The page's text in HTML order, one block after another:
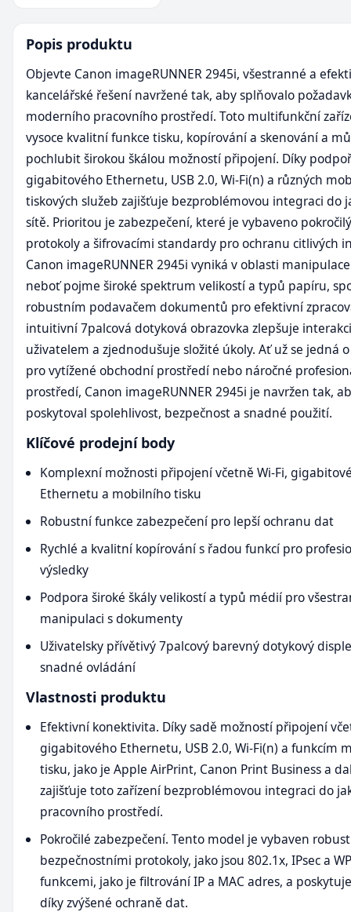
Popis produktu
Objevte Canon imageRUNNER 2945i, všestranné a
kancelářské řešení navržené tak, aby splňovalo
moderního pracovního prostředí. Toto multifunkční
vysoce kvalitní funkce tisku, kopírování a skenování a
pochlubit širokou škálou možností připojení. Díky
gigabitového Ethernetu, USB 2.0, Wi-Fi(n) a různých
tiskových služeb zajišťuje bezproblémovou integraci do
sítě. Prioritou je zabezpečení, které je vybaveno
protokoly a šifrovacími standardy pro ochranu citlivých
Canon imageRUNNER 2945i vyniká v oblasti
neboť pojme široké spektrum velikostí a typů papíru,
robustním podavačem dokumentů pro efektivní
intuitivní 7palcová dotyková obrazovka zlepšuje
uživatelem a zjednodušuje složité úkoly. Ať už se jedná
pro vytížené obchodní prostředí nebo náročné
prostředí, Canon imageRUNNER 2945i je navržen tak,
poskytoval spolehlivost, bezpečnost a snadné použití.
Klíčové prodejní body
Komplexní možnosti připojení včetně Wi-Fi,
Ethernetu a mobilního tisku
Robustní funkce zabezpečení pro lepší ochranu dat
Rychlé a kvalitní kopírování s řadou funkcí pro
výsledky
Podpora široké škály velikostí a typů médií pro
manipulaci s dokumenty
Uživatelsky přívětivý 7palcový barevný dotykový
snadné ovládání
Vlastnosti produktu
Efektivní konektivita. Díky sadě možností připojení
gigabitového Ethernetu, USB 2.0, Wi-Fi(n) a funkcím
tisku, jako je Apple AirPrint, Canon Print Business a
zajišťuje toto zařízení bezproblémovou integraci do
pracovního prostředí.
Pokročilé zabezpečení. Tento model je vybaven
bezpečnostními protokoly, jako jsou 802.1x, IPsec a
funkcemi, jako je filtrování IP a MAC adres, a
díky zvýšené ochraně dat.